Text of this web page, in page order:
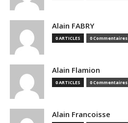
Alain FABRY
0 ARTICLES 0 Commentaires
Alain Flamion
0 ARTICLES 0 Commentaires
Alain Francoisse